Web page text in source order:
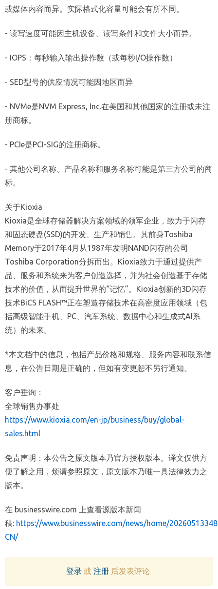
或媒体内容而异。实际格式化容量可能会有所不同。
- 读写速度可能因主机设备、读写条件和文件大小而异。
- IOPS：每秒输入输出操作数（或每秒I/O操作数）
- SED型号的供应情况可能因地区而异
- NVMe是NVM Express, Inc.在美国和其他国家的注册或未注
册商标。
- PCIe是PCI-SIG的注册商标。
- 其他公司名称、产品名称和服务名称可能是第三方公司的商
标。
关于Kioxia
Kioxia是全球存储器解决方案领域的领军企业，致力于闪存
和固态硬盘(SSD)的开发、生产和销售。其前身Toshiba
Memory于2017年4月从1987年发明NAND闪存的公司
Toshiba Corporation分拆而出。Kioxia致力于通过提供产
品、服务和系统来为客户创造选择，并为社会创造基于存储
技术的价值，从而提升世界的“记忆”。Kioxia创新的3D闪存
技术BiCS FLASH™正在塑造存储技术在高密度应用领域（包
括高级智能手机、PC、汽车系统、数据中心和生成式AI系
统）的未来。
*本文档中的信息，包括产品价格和规格、服务内容和联系信
息，在公告日期是正确的，但如有变更恕不另行通知。
客户垂询：
全球销售办事处
https://www.kioxia.com/en-jp/business/buy/global-
sales.html
免责声明：本公告之原文版本乃官方授权版本。译文仅供方
便了解之用，烦请参照原文，原文版本乃唯一具法律效力之
版本。
在 businesswire.com 上查看源版本新闻
稿: https://www.businesswire.com/news/home/
CN/
登录或 注册后发表评论